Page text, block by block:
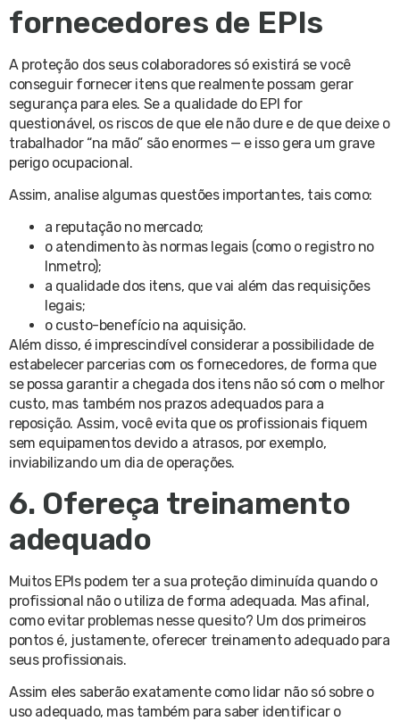
fornecedores de EPIs
A proteção dos seus colaboradores só existirá se você
conseguir fornecer itens que realmente possam gerar
segurança para eles. Se a qualidade do EPI for
questionável, os riscos de que ele não dure e de que deixe o
trabalhador “na mão” são enormes — e isso gera um grave
perigo ocupacional.
Assim, analise algumas questões importantes, tais como:
a reputação no mercado;
o atendimento às normas legais (como o registro no
Inmetro);
a qualidade dos itens, que vai além das requisições
legais;
o custo-benefício na aquisição.
Além disso, é imprescindível considerar a possibilidade de
estabelecer parcerias com os fornecedores, de forma que
se possa garantir a chegada dos itens não só com o melhor
custo, mas também nos prazos adequados para a
reposição. Assim, você evita que os profissionais fiquem
sem equipamentos devido a atrasos, por exemplo,
inviabilizando um dia de operações.
6. Ofereça treinamento
adequado
Muitos EPIs podem ter a sua proteção diminuída quando o
profissional não o utiliza de forma adequada. Mas afinal,
como evitar problemas nesse quesito? Um dos primeiros
pontos é, justamente, oferecer treinamento adequado para
seus profissionais.
Assim eles saberão exatamente como lidar não só sobre o
uso adequado, mas também para saber identificar o